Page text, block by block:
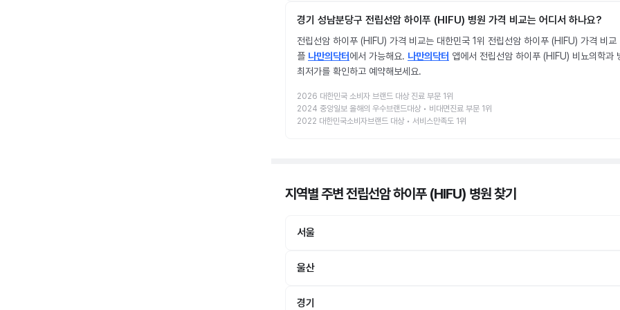
경기 성남분당구 전립선암 하이푸 (HIFU) 병원 가격 비교는 어디서 하나요?
전립선암 하이푸 (HIFU) 가격 비교는 대한민국 1위 전립선암 하이푸 (HIFU) 가격 비교
플 나만의닥터에서 가능해요. 나만의닥터 앱에서 전립선암 하이푸 (HIFU) 비뇨의학과
최저가를 확인하고 예약해보세요.
2026 대한민국 소비자 브랜드 대상 진료 부문 1위
2024 중앙일보 올해의 우수브랜드대상 • 비대면진료 부문 1위
2022 대한민국소비자브랜드 대상 • 서비스만족도 1위
지역별 주변 전립선암 하이푸 (HIFU) 병원찾기
서울
울산
경기